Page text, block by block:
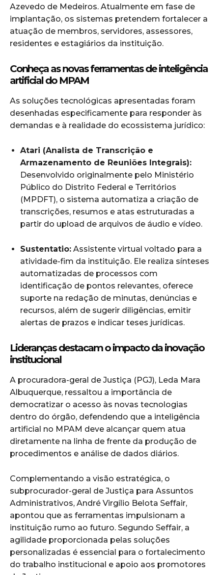
Azevedo de Medeiros. Atualmente em fase de
implantação, os sistemas pretendem fortalecer a
atuação de membros, servidores, assessores,
residentes e estagiários da instituição.
Conheça as novas ferramentas de inteligência
artificial do MPAM
As soluções tecnológicas apresentadas foram
desenhadas especificamente para responder às
demandas e à realidade do ecossistema jurídico:
Atari (Analista de Transcrição e
Armazenamento de Reuniões Integrais):
Desenvolvido originalmente pelo Ministério
Público do Distrito Federal e Territórios
(MPDFT), o sistema automatiza a criação de
transcrições, resumos e atas estruturadas a
partir do upload de arquivos de áudio e vídeo.
Sustentatio: Assistente virtual voltado para a
atividade-fim da instituição. Ele realiza sínteses
automatizadas de processos com
identificação de pontos relevantes, oferece
suporte na redação de minutas, denúncias e
recursos, além de sugerir diligências, emitir
alertas de prazos e indicar teses jurídicas.
Lideranças destacam o impacto da inovação
institucional
A procuradora-geral de Justiça (PGJ), Leda Mara
Albuquerque, ressaltou a importância de
democratizar o acesso às novas tecnologias
dentro do órgão, defendendo que a inteligência
artificial no MPAM deve alcançar quem atua
diretamente na linha de frente da produção de
procedimentos e análise de dados diários.
Complementando a visão estratégica, o
subprocurador-geral de Justiça para Assuntos
Administrativos, André Virgílio Belota Seffair,
apontou que as ferramentas impulsionam a
instituição rumo ao futuro. Segundo Seffair, a
agilidade proporcionada pelas soluções
personalizadas é essencial para o fortalecimento
do trabalho institucional e apoio aos promotores